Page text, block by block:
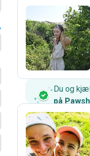
M
Du og
på
M